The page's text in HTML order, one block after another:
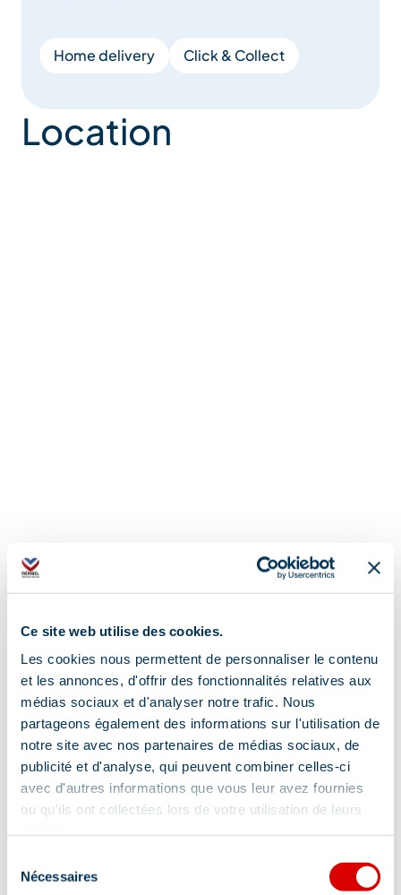
Ce site web utilise des cookies.
Les cookies nous permettent de personnaliser le contenu
et les annonces, d'offrir des fonctionnalités relatives aux
médias sociaux et d'analyser notre trafic. Nous
partageons également des informations sur l'utilisation de
notre site avec nos partenaires de médias sociaux, de
publicité et d'analyse, qui peuvent combiner celles-ci
avec d'autres informations que vous leur avez fournies
ou qu'ils ont collectées lors de votre utilisation de leurs
Nécessaires
Home delivery Click & Collect
Location
Galerie commerciale Mottaret, 73550 Les
Allues
Information updated on